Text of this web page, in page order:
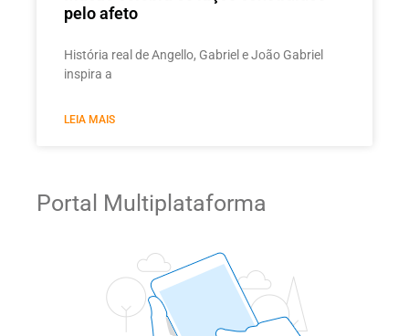
pelo afeto
História real de Angello, Gabriel e João Gabriel
inspira a
LEIA MAIS
Portal Multiplataforma